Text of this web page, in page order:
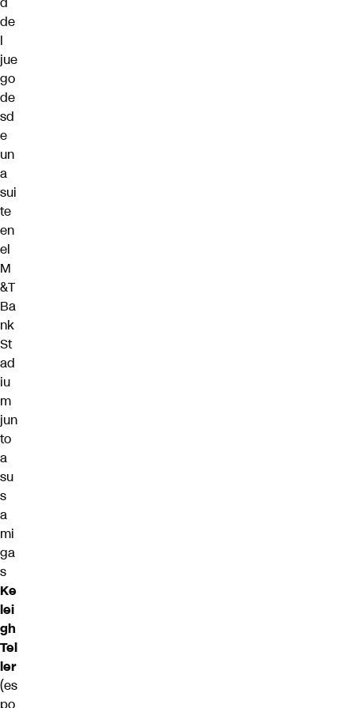
de
l
jue
go
de
sd
e
un
a
sui
te
en
el
M
&T
Ba
nk
St
ad
iu
m
jun
to
a
su
s
a
mi
ga
s
Ke
lei
gh
Tel
ler
(es